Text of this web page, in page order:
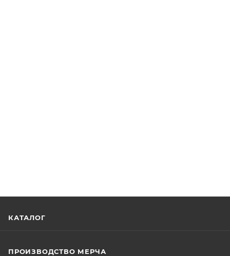
КАТАЛОГ
ПРОИЗВОДСТВО МЕРЧА